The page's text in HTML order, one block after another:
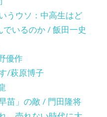
うウソ：中高生はど
いるのか / 飯田一史
優作
/萩原博子
苗」の敵 / 門田隆将